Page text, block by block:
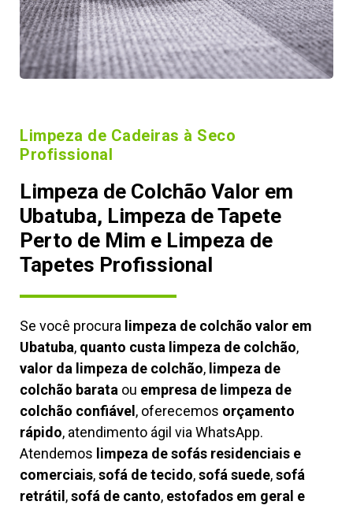
Limpeza de Cadeiras à Seco
Profissional
Limpeza de Colchão Valor em
Ubatuba, Limpeza de Tapete
Perto de Mim e Limpeza de
Tapetes Profissional
Se você procura limpeza de colchão valor em
Ubatuba, quanto custa limpeza de colchão,
valor da limpeza de colchão, limpeza de
colchão barata ou empresa de limpeza de
colchão confiável, oferecemos orçamento
rápido, atendimento ágil via WhatsApp.
Atendemos limpeza desofás residenciais e
comerciais,sofá de tecido,sofá suede,sofá
retrátil,sofá de canto, estofados em geral e